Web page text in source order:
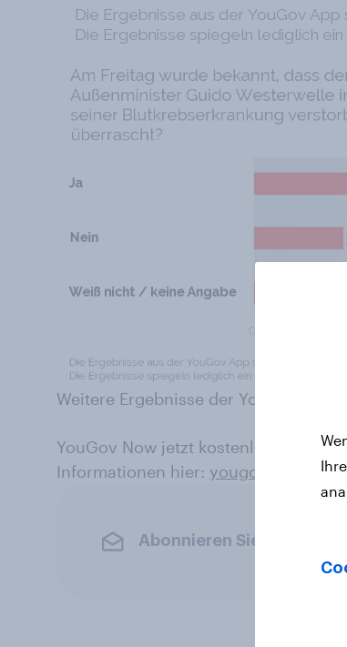
Weitere Ergebnisse der YouGov
YouGov Now jetzt kostenlos
Informationen hier: yougov.de/
Abonnieren Sie den